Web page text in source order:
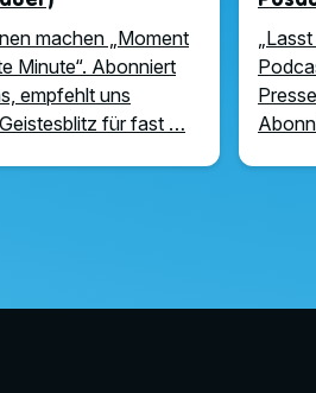
machen „Moment
Minute“. Abonniert
empfehlt uns
für fast …